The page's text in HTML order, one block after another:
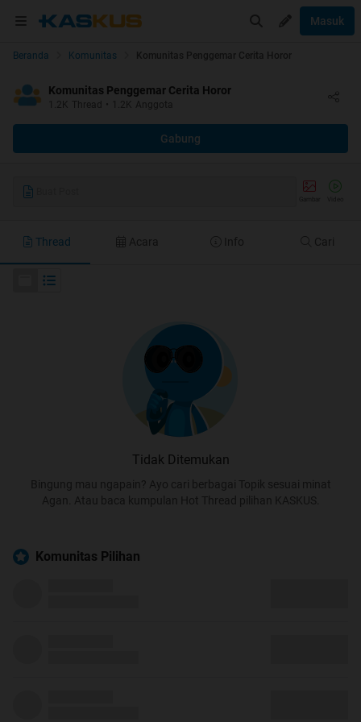
Masuk
Beranda Komunitas Komunitas Penggemar Cerita Horor
Komunitas Penggemar Cerita Horor
1.2K Thread • 1.2K Anggota
Gabung
Thread Acara Info Cari
Tidak Ditemukan
Bingung mau ngapain? Ayo cari berbagai Topik sesuai minat
Agan. Atau baca kumpulan Hot Thread pilihan KASKUS.
Komunitas Pilihan